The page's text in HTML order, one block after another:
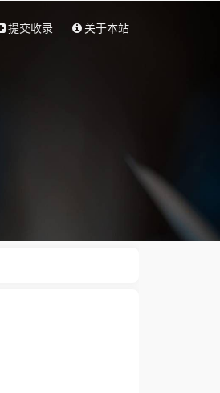
提交收录 关于本站